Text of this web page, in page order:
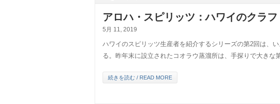
アロハ・スピリッツ：ハワイのクラ
5月 11, 2019
ハワイのスピリッツ生産者を紹介するシリーズの第2回は、
る。昨年末に設立されたコオラウ蒸溜所は、手探りで大きな
続きを読む / READ MORE